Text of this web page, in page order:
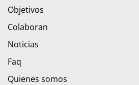
Objetivos
Colaboran
Noticias
Faq
Quienes somos